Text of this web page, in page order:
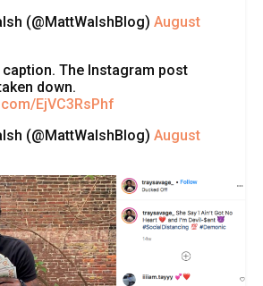
(@MattWalshBlog) August
caption. The Instagram post
down.
EjVC3RsPhf
(@MattWalshBlog) August